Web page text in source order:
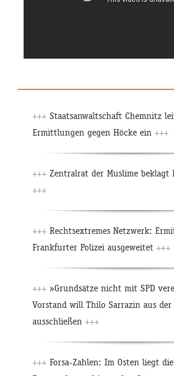
+++ Staatsanwaltschaft Chemnitz
Ermittlungen gegen Höcke ein +++
+++ Zentralrat der Muslime beklagt
+++
+++ Rechtsextremes Netzwerk:
Frankfurter Polizei ausgeweitet +++
+++ »Grundsätze nicht mit SPD
Vorstand will Thilo Sarrazin aus der
ausschließen +++
+++ Forsa-Zahlen: Im Osten liegt